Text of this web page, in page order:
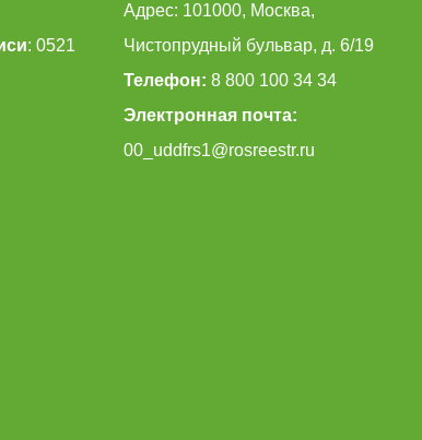
Адрес: 101000, Москва,
Чистопрудный бульвар, д. 6/19
Телефон: 8 800 100 34 34
Электронная почта:
00_uddfrs1@rosreestr.ru
: 0521